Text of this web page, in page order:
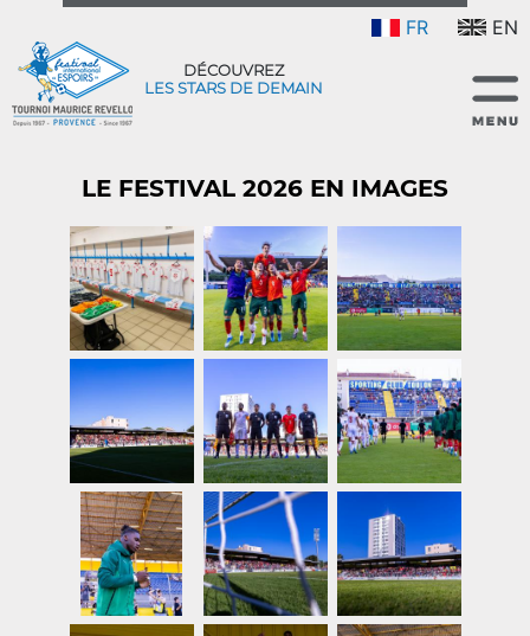
FR EN
DÉCOUVREZ
LES STARS DE DEMAIN
LE FESTIVAL 2026 EN IMAGES